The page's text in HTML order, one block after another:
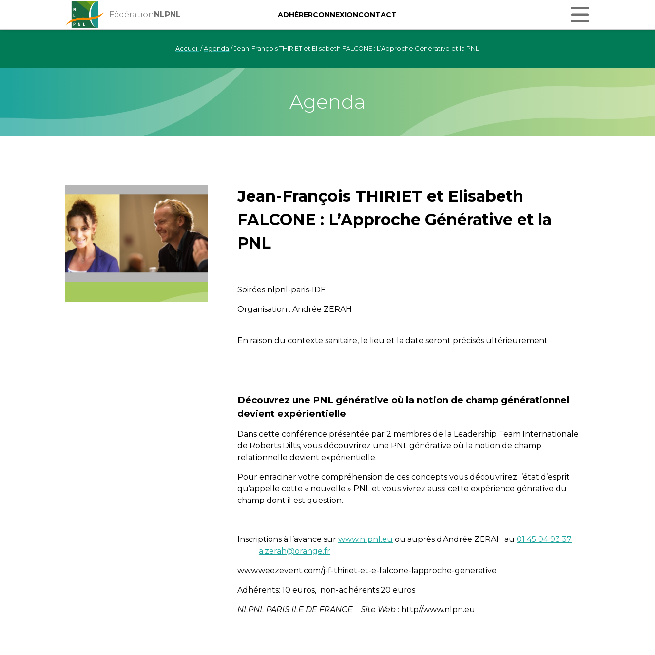
FédérationNLPNL ADHÉRERCONNEXIONCONTACT
Accueil /Agenda /Jean-François THIRIET et Elisabeth FALCONE : L’Approche Générative et la PNL
Agenda
Jean-François THIRIET et Elisabeth
FALCONE : L’Approche Générative et la
PNL
Soirées nlpnl-paris-IDF
Organisation : Andrée ZERAH
En raison du contexte sanitaire, le lieu et la date seront précisés ultérieurement
Découvrez une PNL générative où la notion de champ générationnel
devient expérientielle
Dans cette conférence présentée par 2 membres de la Leadership Team Internationale
de Roberts Dilts, vous découvrirez une PNL générative où la notion de champ
relationnelle devient expérientielle.
Pour enraciner votre compréhension de ces concepts vous découvrirez l’état d’esprit
qu’appelle cette « nouvelle » PNL et vous vivrez aussi cette expérience génrative du
champ dont il est question.
Inscriptions à l’avance sur www.nlpnl.eu ou auprès d’Andrée ZERAH au 01 45 04 93 37
a.zerah@orange.fr
www.weezevent.com/j-f-thiriet-et-e-falcone-lapproche-generative
Adhérents: 10 euros, non-adhérents:20 euros
NLPNL PARIS ILE DE FRANCE Site Web : http//www.nlpn.eu